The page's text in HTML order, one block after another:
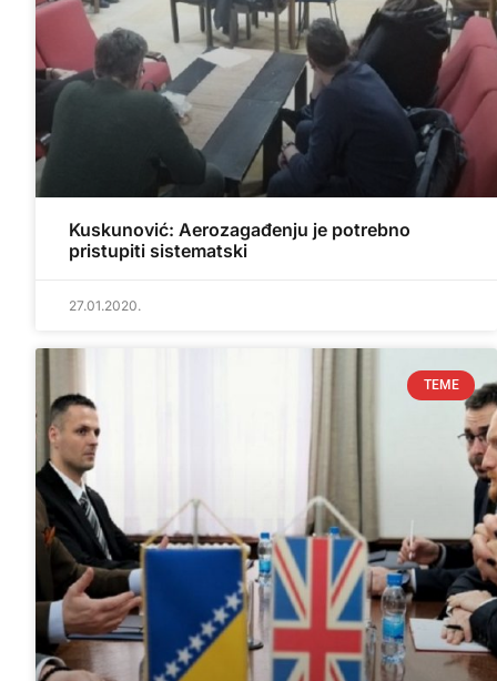
Kuskunović: Aerozagađenju je potrebno
pristupiti sistematski
27.01.2020.
TEME